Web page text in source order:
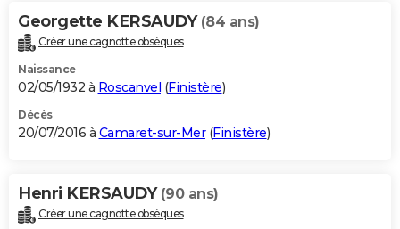
Georgette KERSAUDY (84 ans)
Créer une cagnotte obsèques
Naissance
02/05/1932 à Roscanvel (Finistère)
Décès
20/07/2016 à Camaret-sur-Mer(Finistère)
Henri KERSAUDY (90 ans)
Créer une cagnotte obsèques